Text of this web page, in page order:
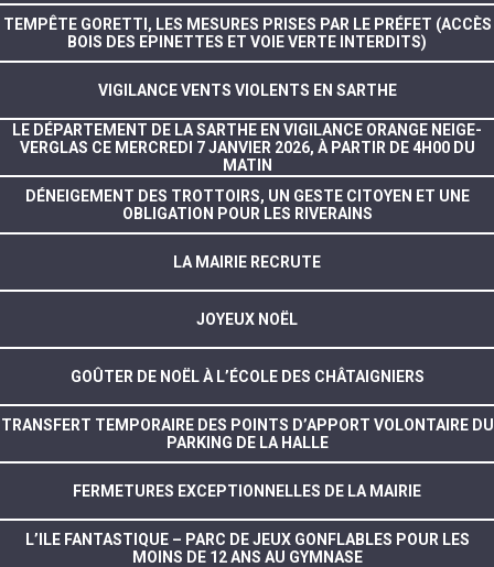
TEMPÊTE GORETTI, LES MESURES PRISES PAR LE PRÉFET (ACCÈS
BOIS DES EPINETTES ET VOIE VERTE INTERDITS)
VIGILANCE VENTS VIOLENTS EN SARTHE
LE DÉPARTEMENT DE LA SARTHE EN VIGILANCE ORANGE NEIGE-
VERGLAS CE MERCREDI 7 JANVIER 2026, À PARTIR DE 4H00 DU
MATIN
DÉNEIGEMENT DES TROTTOIRS, UN GESTE CITOYEN ET UNE
OBLIGATION POUR LES RIVERAINS
LA MAIRIE RECRUTE
JOYEUX NOËL
GOÛTER DE NOËL À L’ÉCOLE DES CHÂTAIGNIERS
TRANSFERT TEMPORAIRE DES POINTS D’APPORT VOLONTAIRE DU
PARKING DE LA HALLE
FERMETURES EXCEPTIONNELLES DE LA MAIRIE
L’ILE FANTASTIQUE – PARC DE JEUX GONFLABLES POUR LES
MOINS DE 12 ANS AU GYMNASE